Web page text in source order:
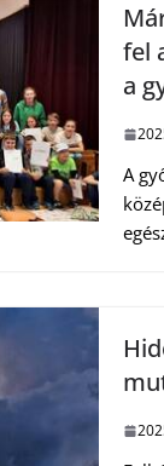
fel
a
A